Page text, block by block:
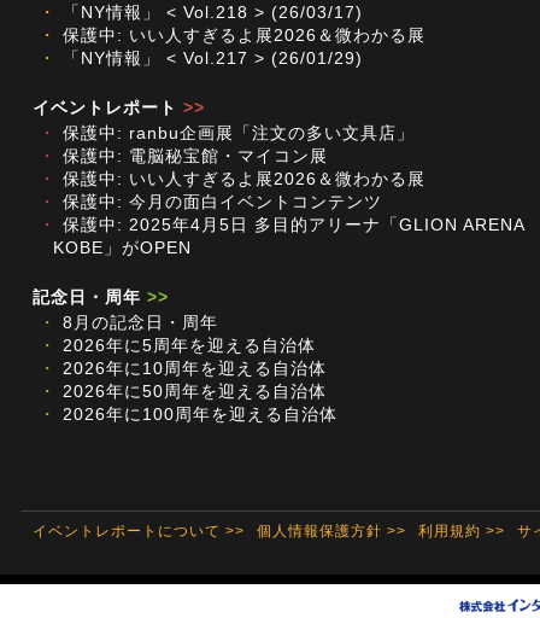
・
「NY情報」 < Vol.218 > (26/03/17)
・
保護中: いい人すぎるよ展2026＆微わかる展
・
「NY情報」 < Vol.217 > (26/01/29)
イベントレポート >>
・
保護中: ranbu企画展「注文の多い文具店」
・
保護中: 電脳秘宝館・マイコン展
・
保護中: いい人すぎるよ展2026＆微わかる展
・
保護中: 今月の面白イベントコンテンツ
・
保護中: 2025年4月5日 多目的アリーナ「GLION ARENA
KOBE」がOPEN
記念日・周年 >>
・
8月の記念日・周年
・
2026年に5周年を迎える自治体
・
2026年に10周年を迎える自治体
・
2026年に50周年を迎える自治体
・
2026年に100周年を迎える自治体
イベントレポートについて >> 個人情報保護方針 >> 利用規約 >> サ